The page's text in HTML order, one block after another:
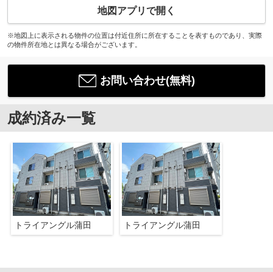
地図アプリで開く
※地図上に表示される物件の位置は付近住所に所在することを表すものであり、実際
の物件所在地とは異なる場合がございます。
お問い合わせ(無料)
成約済み一覧
トライアングル蒲田 トライアングル蒲田